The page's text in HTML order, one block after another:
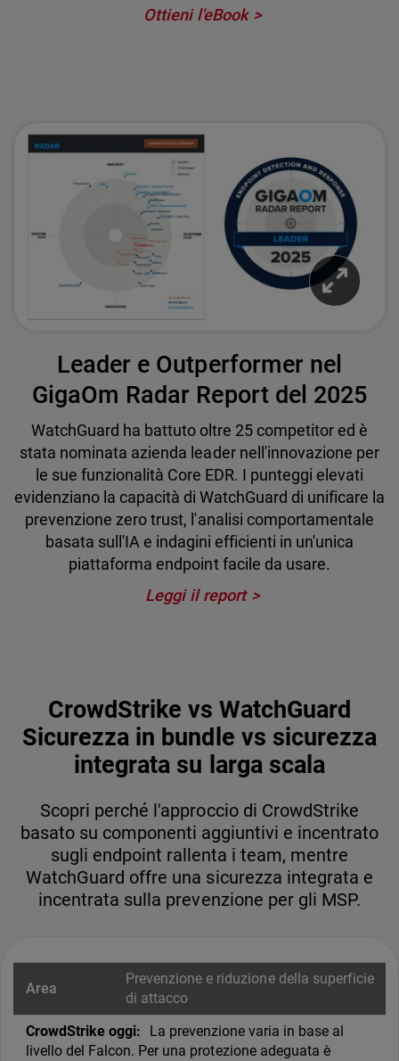
Ottieni l'eBook
Leader e Outperformer nel
GigaOm Radar Report del 2025
WatchGuard ha battuto oltre 25 competitor ed è
stata nominata azienda leader nell'innovazione per
le sue funzionalità Core EDR. I punteggi elevati
evidenziano la capacità di WatchGuard di unificare la
prevenzione zero trust, l'analisi comportamentale
basata sull'IA e indagini efficienti in un'unica
piattaforma endpoint facile da usare.
Leggi il report
CrowdStrike vs WatchGuard
Sicurezza in bundle vs sicurezza
integrata su larga scala
Scopri perché l'approccio di CrowdStrike
basato su componenti aggiuntivi e incentrato
sugli endpoint rallenta i team, mentre
WatchGuard offre una sicurezza integrata e
incentrata sulla prevenzione per gli MSP.
Prevenzione e riduzione della superficie
di attacco
La prevenzione varia in base al
livello del Falcon. Per una protezione adeguata è